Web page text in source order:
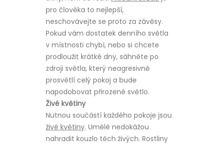
pro člověka to nejlepší,
neschovávejte se proto za závěsy.
Pokud vám dostatek denního světla
v místnosti chybí, nebo si chcete
prodloužit krátké dny, sáhněte po
zdroji světla, který neagresivně
prosvětlí celý pokoj a bude
napodobovat přirozené světlo.
Živé květiny
Nutnou součástí každého pokoje jsou
živé květiny. Umělé nedokážou
nahradit kouzlo těch živých. Rostliny